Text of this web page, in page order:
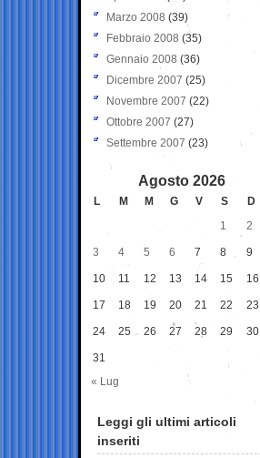
Marzo 2008 (39)
Febbraio 2008 (35)
Gennaio 2008 (36)
Dicembre 2007 (25)
Novembre 2007 (22)
Ottobre 2007 (27)
Settembre 2007 (23)
Agosto 2026
L M M G V S
D
1
2
3 4 5 6 7 8 9
10 11 12 13 14 15 16
17 18 19 20 21 22 23
24 25 26 27 28 29 30
31
« Lug
Leggi gli ultimi articoli
inseriti